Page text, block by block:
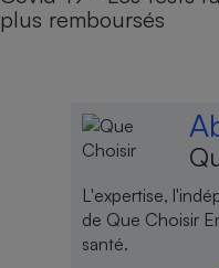
plus remboursés
L'expertise,
de Que Choisir
santé.